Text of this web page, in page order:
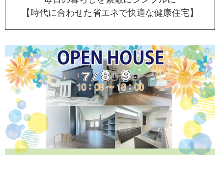
【時代に合わせた省エネで快適な健康住宅】